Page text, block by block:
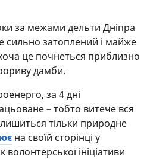
за межами дельти Дніпра
сильно затоплений і майже
це почнеться приблизно
дамби.
за 4 дні
– тобто витече вся
тільки природне
на своїй сторінці у
ініціативи